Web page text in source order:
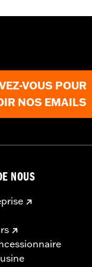
sont
VOUS POUR
NOS EMAILS
NOUS